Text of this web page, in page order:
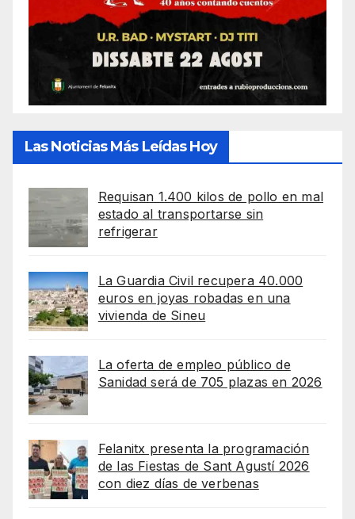
Las Noticias Más Leídas Hoy
Requisan 1.400 kilos de pollo en mal
estado al transportarse sin
refrigerar
La Guardia Civil recupera 40.000
euros en joyas robadas en una
vivienda de Sineu
La oferta de empleo público de
Sanidad será de 705 plazas en 2026
Felanitx presenta la programación
de las Fiestas de Sant Agustí 2026
con diez días de verbenas